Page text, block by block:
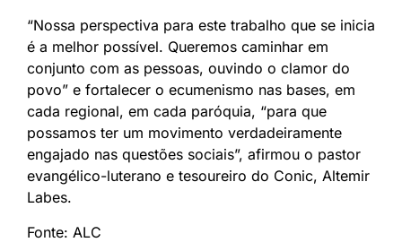
“Nossa perspectiva para este trabalho que se inicia
é a melhor possível. Queremos caminhar em
conjunto com as pessoas, ouvindo o clamor do
povo” e fortalecer o ecumenismo nas bases, em
cada regional, em cada paróquia, “para que
possamos ter um movimento verdadeiramente
engajado nas questões sociais”, afirmou o pastor
evangélico-luterano e tesoureiro do Conic, Altemir
Labes.
Fonte: ALC